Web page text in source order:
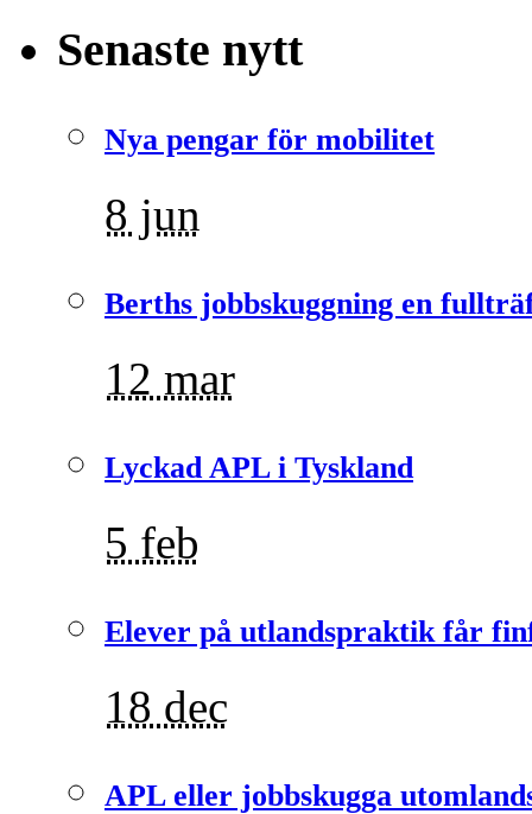
Senaste nytt
Nya pengar för mobilitet
8 jun
Berths jobbskuggning en
12 mar
Lyckad APL i Tyskland
5 feb
Elever på utlandspraktik får
18 dec
APL eller jobbskugga